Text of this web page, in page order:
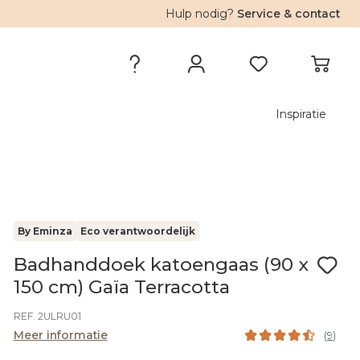
Hulp nodig? Service & contact
Inspiratie
By Eminza Eco verantwoordelijk
Badhanddoek katoengaas (90 x
150 cm) Gaïa Terracotta
REF. 2ULRU01
Meer informatie (9)